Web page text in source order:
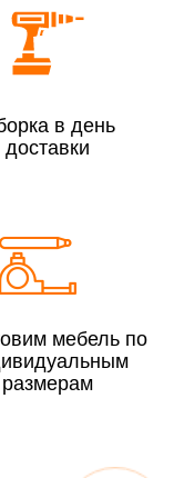
в день
доставки
мебель по
размерам